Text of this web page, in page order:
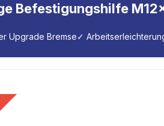
Befestigungshilfe
Upgrade Bremse✓